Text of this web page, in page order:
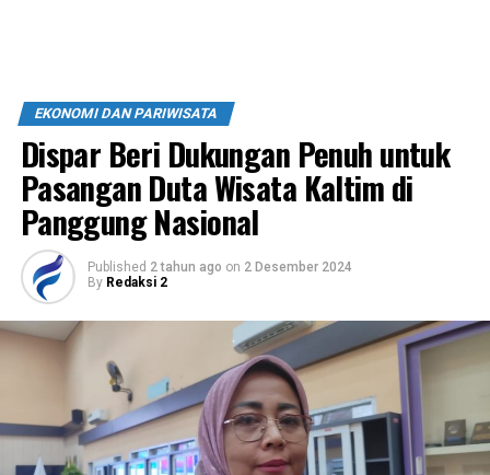
EKONOMI DAN PARIWISATA
Dispar Beri Dukungan Penuh untuk
Pasangan Duta Wisata Kaltim di
Panggung Nasional
Published 2 tahun ago on 2 Desember 2024
By Redaksi 2